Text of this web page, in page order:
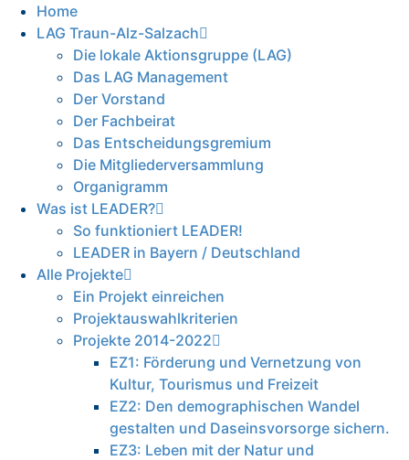
Home
LAG Traun-Alz-Salzach
Die lokale Aktionsgruppe (LAG)
Das LAG Management
Der Vorstand
Der Fachbeirat
Das Entscheidungsgremium
Die Mitgliederversammlung
Organigramm
Was ist LEADER?
So funktioniert LEADER!
LEADER in Bayern / Deutschland
Alle Projekte
Ein Projekt einreichen
Projektauswahlkriterien
Projekte 2014-2022
EZ1: Förderung und Vernetzung von
Kultur, Tourismus und Freizeit
EZ2: Den demographischen Wandel
gestalten und Daseinsvorsorge sichern.
EZ3: Leben mit der Natur und